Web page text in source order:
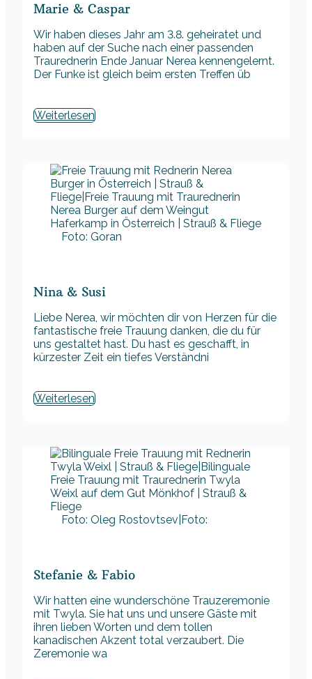
Marie & Caspar
Wir haben dieses Jahr am 3.8. geheiratet und
haben auf der Suche nach einer passenden
Traurednerin Ende Januar Nerea kennengelernt.
Der Funke ist gleich beim ersten Treffen üb
Weiterlesen
Foto: Goran
Nina & Susi
Liebe Nerea, wir möchten dir von Herzen für die
fantastische freie Trauung danken, die du für
uns gestaltet hast. Du hast es geschafft, in
kürzester Zeit ein tiefes Verständni
Weiterlesen
Foto: Oleg Rostovtsev|Foto:
Stefanie & Fabio
Wir hatten eine wunderschöne Trauzeremonie
mit Twyla. Sie hat uns und unsere Gäste mit
ihren lieben Worten und dem tollen
kanadischen Akzent total verzaubert. Die
Zeremonie wa